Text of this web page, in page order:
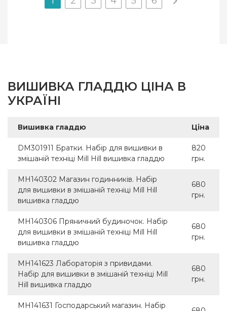
ВИШИВКА ГЛАДДЮ ЦІНА В
УКРАЇНІ
Вишивка гладдю Ціна
DM301911 Братки. Набір для вишивки в
змішаній техніці Mill Hill вишивка гладдю
820
грн.
MH140302 Магазин годинників. Набір
для вишивки в змішаній техніці Mill Hill
вишивка гладдю
680
грн.
MH140306 Пряничний будиночок. Набір
для вишивки в змішаній техніці Mill Hill
вишивка гладдю
680
грн.
MH141623 Лабораторія з привидами.
Набір для вишивки в змішаній техніці Mill
Hill вишивка гладдю
680
грн.
MH141631 Господарський магазин. Набір